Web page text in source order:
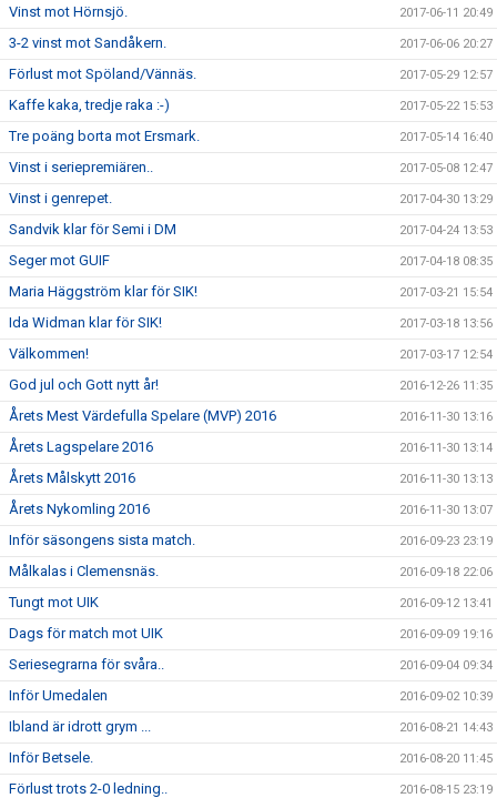
Vinst mot Hörnsjö. 2017-06-11 20:49
3-2 vinst mot Sandåkern. 2017-06-06 20:27
Förlust mot Spöland/Vännäs. 2017-05-29 12:57
Kaffe kaka, tredje raka :-) 2017-05-22 15:53
Tre poäng borta mot Ersmark. 2017-05-14 16:40
Vinst i seriepremiären.. 2017-05-08 12:47
Vinst i genrepet. 2017-04-30 13:29
Sandvik klar för Semi i DM 2017-04-24 13:53
Seger mot GUIF 2017-04-18 08:35
Maria Häggström klar för SIK! 2017-03-21 15:54
Ida Widman klar för SIK! 2017-03-18 13:56
Välkommen! 2017-03-17 12:54
God jul och Gott nytt år! 2016-12-26 11:35
Årets Mest Värdefulla Spelare (MVP) 2016 2016-11-30 13:16
Årets Lagspelare 2016 2016-11-30 13:14
Årets Målskytt 2016 2016-11-30 13:13
Årets Nykomling 2016 2016-11-30 13:07
Inför säsongens sista match. 2016-09-23 23:19
Målkalas i Clemensnäs. 2016-09-18 22:06
Tungt mot UIK 2016-09-12 13:41
Dags för match mot UIK 2016-09-09 19:16
Seriesegrarna för svåra.. 2016-09-04 09:34
Inför Umedalen 2016-09-02 10:39
Ibland är idrott grym ... 2016-08-21 14:43
Inför Betsele. 2016-08-20 11:45
Förlust trots 2-0 ledning.. 2016-08-15 23:19